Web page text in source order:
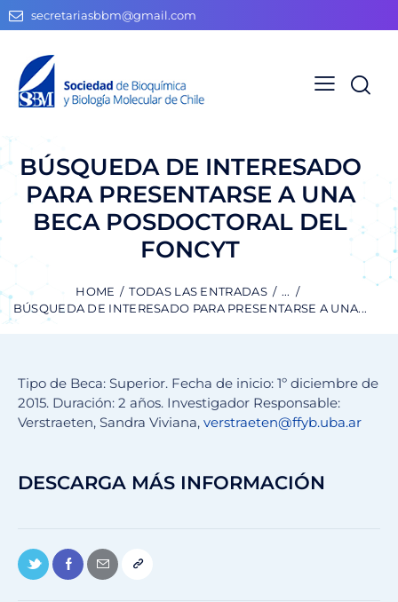
secretariasbbm@gmail.com
BÚSQUEDA DE INTERESADO
PARA PRESENTARSE A UNA
BECA POSDOCTORAL DEL
FONCYT
HOME TODAS LAS ENTRADAS
...
BÚSQUEDA DE INTERESADO PARA PRESENTARSE A UNA...
Tipo de Beca: Superior. Fecha de inicio: 1º diciembre de
2015. Duración: 2 años. Investigador Responsable:
Verstraeten, Sandra Viviana, verstraeten@ffyb.uba.ar
DESCARGA MÁS INFORMACIÓN